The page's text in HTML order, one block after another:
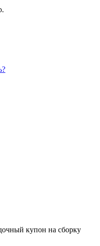
купон на сборку